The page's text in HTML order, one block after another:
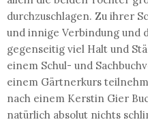
durchzuschlagen. Zu ihrer
und innige Verbindung und
gegenseitig viel Halt und
einem Schul- und
einem Gärtnerkurs
nach einem Kerstin Gier
natürlich absolut nichts